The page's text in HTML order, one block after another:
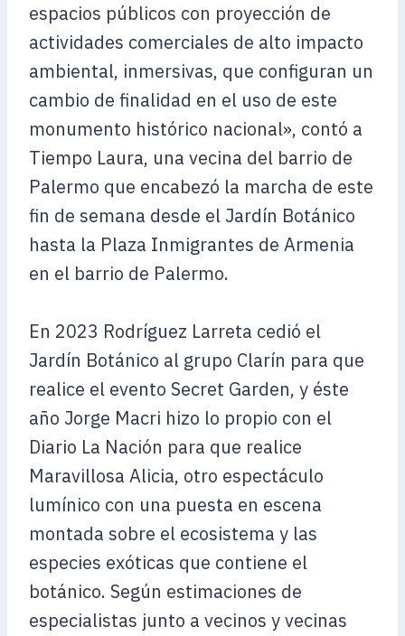
espacios públicos con proyección de
actividades comerciales de alto impacto
ambiental, inmersivas, que configuran un
cambio de finalidad en el uso de este
monumento histórico nacional», contó a
Tiempo Laura, una vecina del barrio de
Palermo que encabezó la marcha de este
fin de semana desde el Jardín Botánico
hasta la Plaza Inmigrantes de Armenia
en el barrio de Palermo.
En 2023 Rodríguez Larreta cedió el
Jardín Botánico al grupo Clarín para que
realice el evento Secret Garden, y éste
año Jorge Macri hizo lo propio con el
Diario La Nación para que realice
Maravillosa Alicia, otro espectáculo
lumínico con una puesta en escena
montada sobre el ecosistema y las
especies exóticas que contiene el
botánico. Según estimaciones de
especialistas junto a vecinos y vecinas